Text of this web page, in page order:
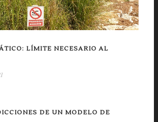
LÍMITE NECESARIO AL
DE UN MODELO DE